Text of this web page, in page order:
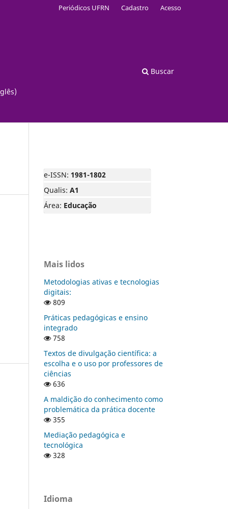
Buscar
Periódicos UFRN Cadastro Acesso
e-ISSN: 1981-1802
Qualis: A1
Área: Educação
Mais lidos
Metodologias ativas e tecnologias
digitais:
809
Práticas pedagógicas e ensino
integrado
758
Textos de divulgação científica: a
escolha e o uso por professores de
ciências
636
A maldição do conhecimento como
problemática da prática docente
355
Mediação pedagógica e
tecnológica
328
Idioma